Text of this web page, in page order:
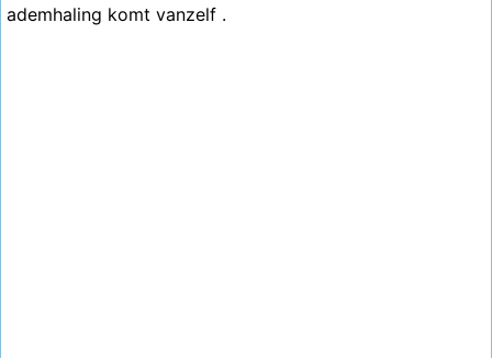
ademhaling komt vanzelf .